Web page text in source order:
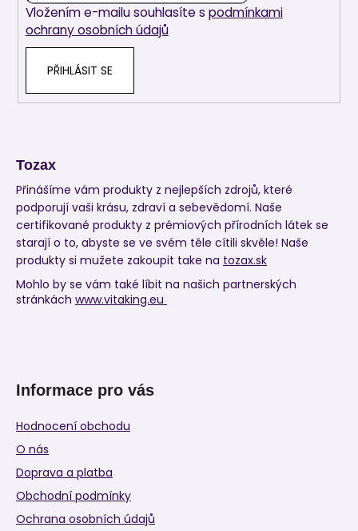
Vložením e-mailu souhlasíte s podmínkami
ochrany osobních údajů
PŘIHLÁSIT SE
Tozax
Přinášíme vám produkty z nejlepších zdrojů, které
podporují vaši krásu, zdraví a sebevědomí. Naše
certifikované produkty z prémiových přírodních látek se
starají o to, abyste se ve svém těle cítili skvěle! Naše
produkty si mužete zakoupit take na tozax.sk
Mohlo by se vám také líbit na našich partnerských
stránkách www.vitaking.eu
Informace pro vás
Hodnocení obchodu
O nás
Doprava a platba
Obchodní podmínky
Ochrana osobních údajů